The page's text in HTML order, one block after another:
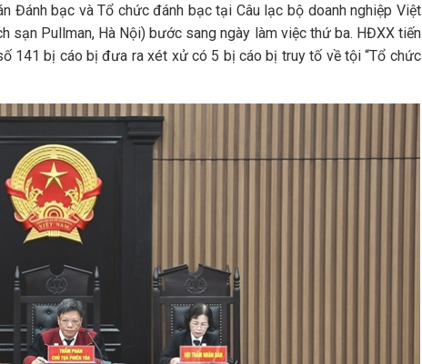
Đánh bạc và Tổ chức đánh bạc tại Câu lạc bộ doanh nghiệp Việt
sạn Pullman, Hà Nội) bước sang ngày làm việc thứ ba. HĐXX tiến
141 bị cáo bị đưa ra xét xử có 5 bị cáo bị truy tố về tội “Tổ chức